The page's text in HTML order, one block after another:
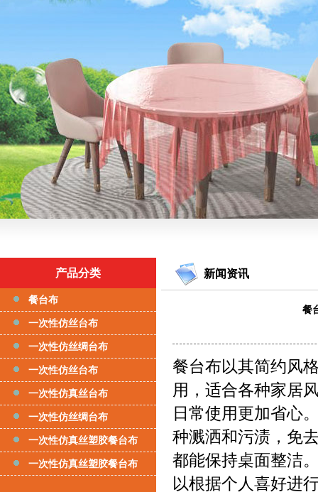
产品分类
餐台布
一次性仿丝台布
一次性仿丝绸台布
一次性仿丝台布
一次性仿真丝台布
一次性仿丝绸台布
一次性仿真丝塑胶餐台布
一次性仿真丝塑胶餐台布
新闻资讯
餐
餐台布以其简约风
用，适合各种家居
日常使用更加省心
种溅洒和污渍，免
都能保持桌面整洁
以根据个人喜好进